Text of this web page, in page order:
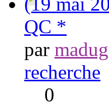
QC *
par
recherche
0